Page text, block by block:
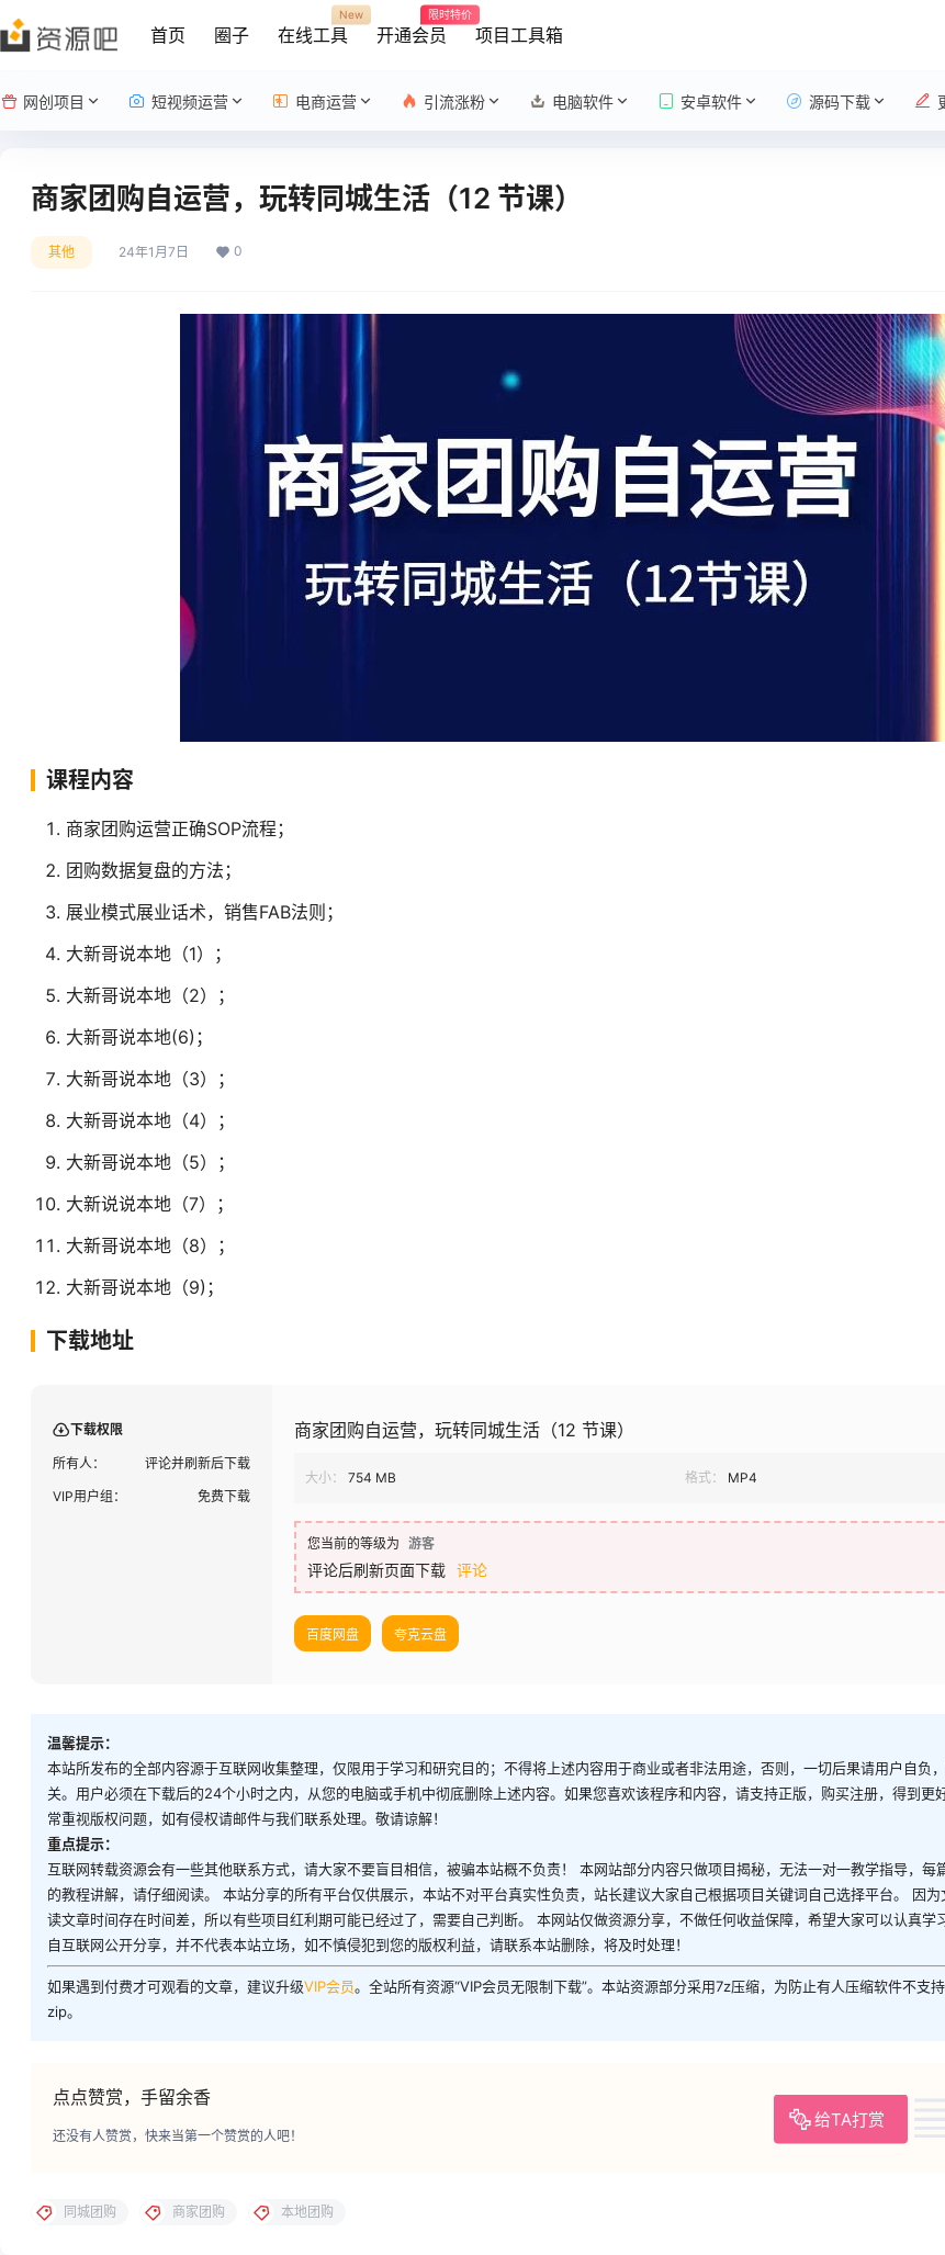
首页 圈子 在线工具
New
开通会员
限时特价
项目工具箱
网创项目 短视频运营 电商运营 引流涨粉 电脑软件 安卓软件 源码下载
商家团购自运营，玩转同城生活（12 节课）
其他 24年1月7日 0
课程内容
商家团购运营正确SOP流程；
团购数据复盘的方法；
展业模式展业话术，销售FAB法则；
大新哥说本地（1）；
大新哥说本地（2）；
大新哥说本地(6)；
大新哥说本地（3）；
大新哥说本地（4）；
大新哥说本地（5）；
大新说说本地（7）；
大新哥说本地（8）；
大新哥说本地（9)；
下载地址
下载权限
所有人：
评论并刷新后下载
VIP用户组：
免费下载
商家团购自运营，玩转同城生活（12 节课）
大小： 754 MB 格式： MP4
您当前的等级为 游客
评论后刷新页面下载 评论
百度网盘 夸克云盘
温馨提示：
本站所发布的全部内容源于互联网收集整理，仅限用于学习和研究目的；不得将上述内容用于商业或者非法用途，否则，一切后果请用户自负
关。用户必须在下载后的24个小时之内，从您的电脑或手机中彻底删除上述内容。如果您喜欢该程序和内容，请支持正版，购买注册，得到更
常重视版权问题，如有侵权请邮件与我们联系处理。敬请谅解！
重点提示：
互联网转载资源会有一些其他联系方式，请大家不要盲目相信，被骗本站概不负责！ 本网站部分内容只做项目揭秘，无法一对一教学指导，每
的教程讲解，请仔细阅读。 本站分享的所有平台仅供展示，本站不对平台真实性负责，站长建议大家自己根据项目关键词自己选择平台。 因
读文章时间存在时间差，所以有些项目红利期可能已经过了，需要自己判断。 本网站仅做资源分享，不做任何收益保障，希望大家可以认真学
自互联网公开分享，并不代表本站立场，如不慎侵犯到您的版权利益，请联系本站删除，将及时处理！
如果遇到付费才可观看的文章，建议升级VIP会员。全站所有资源“VIP会员无限制下载”。本站资源部分采用7z压缩，为防止有人压缩软件不支
zip。
点点赞赏，手留余香
给TA打赏
还没有人赞赏，快来当第一个赞赏的人吧！
同城团购 商家团购 本地团购